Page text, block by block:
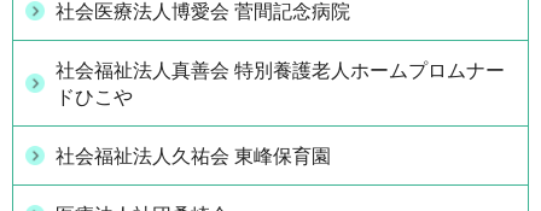
社会医療法人博愛会 菅間記念病院
社会福祉法人真善会 特別養護老人ホームプロムナー
ドひこや
社会福祉法人久祐会 東峰保育園